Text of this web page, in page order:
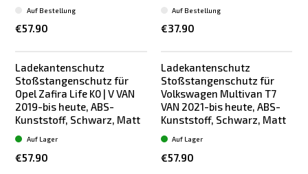
€57.90
Auf Bestellung
€37.90
Auf Bestellung
Ladekantenschutz
Stoßstangenschutz für
Opel Zafira Life K0 | V VAN
2019-bis heute, ABS-
Kunststoff, Schwarz, Matt
€57.90
Auf Lager
Ladekantenschutz
Stoßstangenschutz für
Volkswagen Multivan T7
VAN 2021-bis heute, ABS-
Kunststoff, Schwarz, Matt
€57.90
Auf Lager